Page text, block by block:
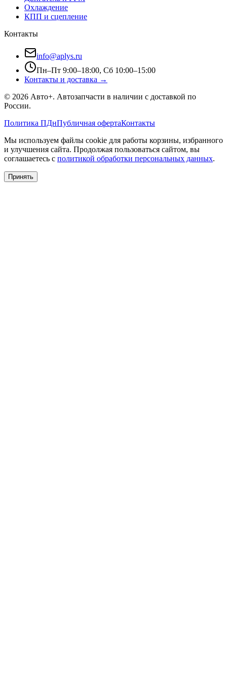
Охлаждение
КПП и сцепление
Контакты
info@aplys.ru
Пн–Пт 9:00–18:00, Сб 10:00–15:00
Контакты и доставка →
© 2026 Авто+. Автозапчасти в наличии с доставкой по
России.
Политика ПДнПубличная офертаКонтакты
Мы используем файлы cookie для работы корзины, избранного
и улучшения сайта. Продолжая пользоваться сайтом, вы
соглашаетесь с политикой обработки персональных данных.
Принять